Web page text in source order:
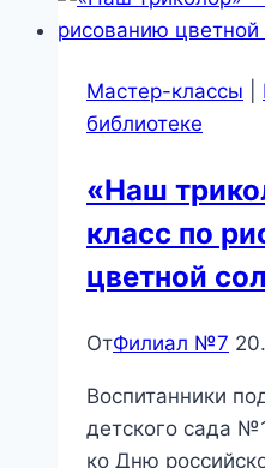
Мастер-классы
библиотеке
«Наш
класс по
цветной
ОтФилиал №7
Воспитанники
детского сада
ко Дню